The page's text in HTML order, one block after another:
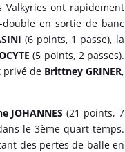
ont rapidement
double en sortie de banc
(6 points, 1 passe), la
(5 points, 2 passes).
privé de Brittney GRINER,
JOHANNES (21 points, 7
le 3ème quart-temps.
des pertes de balle en